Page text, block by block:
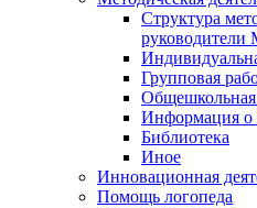
Структура
Групповая
Общешкольная
Информация о
Библиотека
Иное
Инновационная
Помощь логопеда